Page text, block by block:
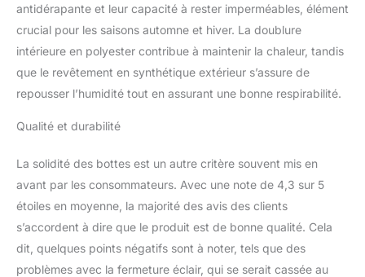
antidérapante et leur capacité à rester imperméables, élément
crucial pour les saisons automne et hiver. La doublure
intérieure en polyester contribue à maintenir la chaleur, tandis
que le revêtement en synthétique extérieur s’assure de
repousser l’humidité tout en assurant une bonne respirabilité.
Qualité et durabilité
La solidité des bottes est un autre critère souvent mis en
avant par les consommateurs. Avec une note de 4,3 sur 5
étoiles en moyenne, la majorité des avis des clients
s’accordent à dire que le produit est de bonne qualité. Cela
dit, quelques points négatifs sont à noter, tels que des
problèmes avec la fermeture éclair, qui se serait cassée au